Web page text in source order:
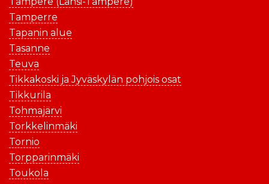
Tamperre
Tapanin alue
Tasanne
Teuva
Tikkakoski ja Jyväskylän pohjois osat
Tikkurila
Tohmajärvi
Torkkelinmäki
Tornio
Torpparinmäki
Toukola